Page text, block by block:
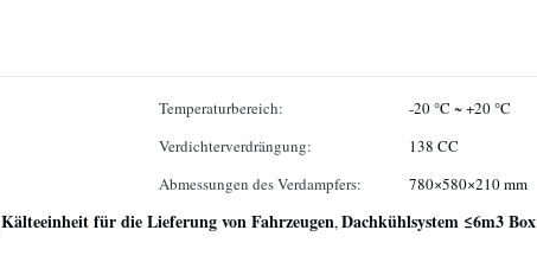
Temperaturbereich:
-20 °C ~ +20 °C
Verdichterverdrängung:
138 CC
Abmessungen des Verdampfers:
780×580×210 mm
Kälteeinheit für die Lieferung von Fahrzeugen,Dachkühlsystem ≤6m3 Box